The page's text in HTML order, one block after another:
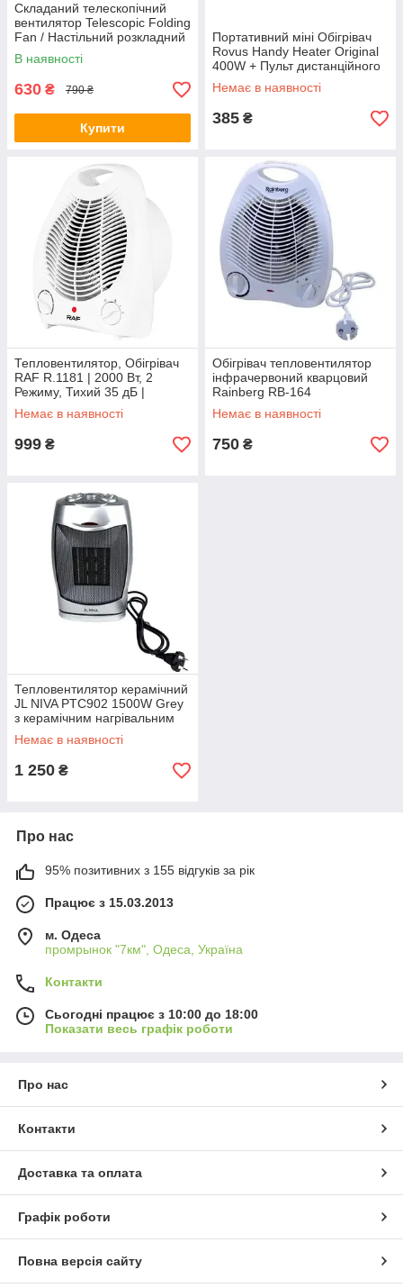
Складаний телескопічний
вентилятор Telescopic Folding
Fan / Настільний розкладний
охолоджувач повітря з
підставкою для телефону
В наявності
630 ₴ 790 ₴
Купити
Портативний міні Обігрівач
Rovus Handy Heater Original
400W + Пульт дистанційного
керування Компактний
Керамічний Тепловентилятор
Немає в наявності
385 ₴
Тепловентилятор, Обігрівач
RAF R.1181 | 2000 Вт, 2
Режиму, Тихий 35 дБ |
Немає в наявності
999 ₴
Обігрівач тепловентилятор
інфрачервоний кварцовий
Rainberg RB-164
Немає в наявності
750 ₴
Тепловентилятор керамічний
JL NIVA PTC902 1500W Grey
з керамічним нагрівальним
елементом
Немає в наявності
1 250 ₴
Про нас
95% позитивних з 155 відгуків за рік
Працює з 15.03.2013
м. Одеса
промрынок "7км", Одеса, Україна
Контакти
Сьогодні працює з 10:00 до 18:00
Показати весь графік роботи
Про нас
Контакти
Доставка та оплата
Графік роботи
Повна версія сайту